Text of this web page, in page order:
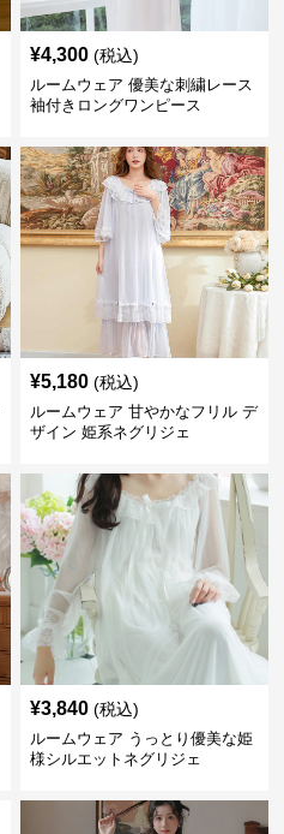
¥4,300 (税込)
ルームウェア 優美な刺繍レース
袖付きロングワンピース
¥5,180 (税込)
ルームウェア 甘やかなフリル デ
ザイン 姫系ネグリジェ
¥3,840 (税込)
ルームウェア うっとり優美な姫
様シルエットネグリジェ